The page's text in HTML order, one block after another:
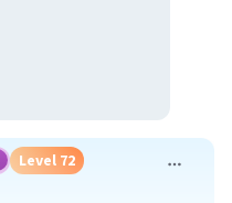
Level 72